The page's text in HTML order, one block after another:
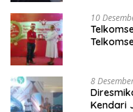
10
8
Kendari